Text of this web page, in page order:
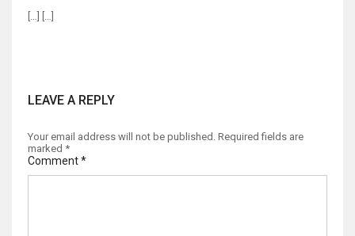
LEAVE A REPLY
Your email address will not be published. Required fields are
marked *
Comment*